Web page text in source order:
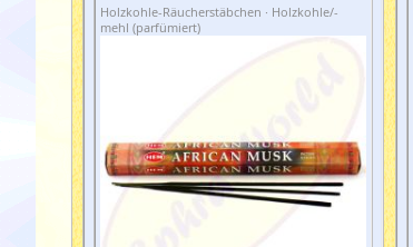
Holzkohle-Räucherstäbchen · Holzkohle/-
mehl (parfümiert)